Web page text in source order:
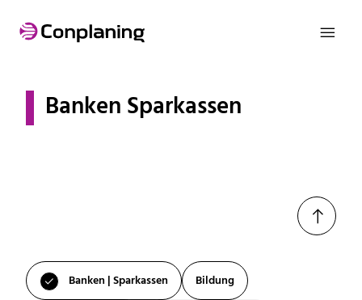

Banken Sparkassen

 Banken | Sparkassen Bildung